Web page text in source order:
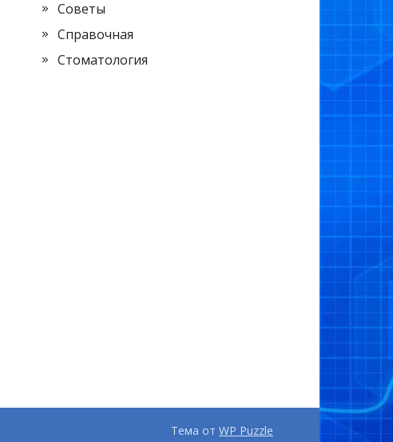
Советы
Справочная
Стоматология
Тема от WP Puzzle